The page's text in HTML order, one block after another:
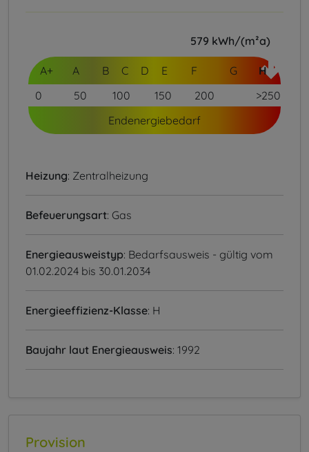
A+ A B C D E F G H
579 kWh/(m²a)
0 50 100 150 200
>250
Endenergiebedarf
Heizung: Zentralheizung
Befeuerungsart: Gas
Energieausweistyp: Bedarfsausweis - gültig vom
01.02.2024 bis 30.01.2034
Energieeffizienz-Klasse: H
Baujahr laut Energieausweis: 1992
Provision